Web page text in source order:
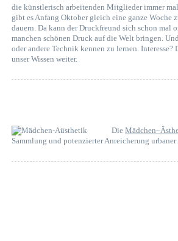
die künstlerisch arbeitenden Mitglieder immer
gibt es Anfang Oktober gleich eine ganze Woche
dauern. Da kann der Druckfreund sich schon mal
manchen schönen Druck auf die Welt bringen.
oder andere Technik kennen zu lernen.
unser Wissen weiter.
Die
Sammlung und potenzierter Anreicherung